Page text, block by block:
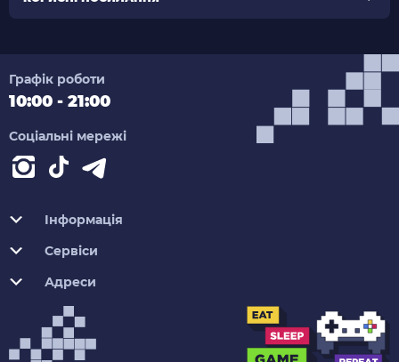
Графік роботи
10:00 - 21:00
Соціальні мережі
Інформація
Сервіси
Адреси